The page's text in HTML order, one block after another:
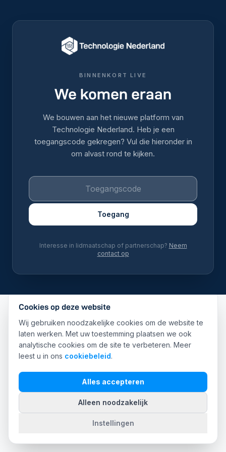
BINNENKORT LIVE
We komen eraan
We bouwen aan het nieuwe platform van
Technologie Nederland. Heb je een
toegangscode gekregen? Vul die hieronder in
om alvast rond te kijken.
Toegang
Interesse in lidmaatschap of partnerschap? Neem
contact op
Cookies op deze website
Wij gebruiken noodzakelijke cookies om de website te
laten werken. Met uw toestemming plaatsen we ook
analytische cookies om de site te verbeteren. Meer
leest u in ons cookiebeleid.
Alles accepteren
Alleen noodzakelijk
Instellingen